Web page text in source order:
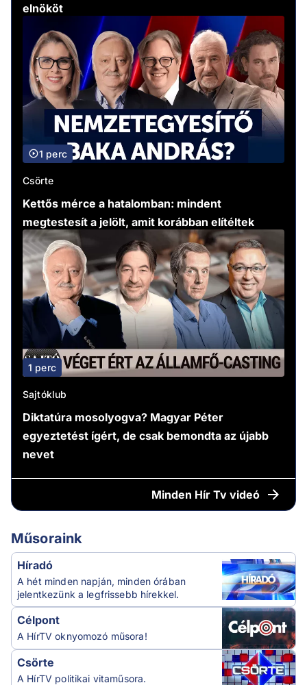
elnököt
1 perc
Csörte
Kettős mérce a hatalomban: mindent
megtestesít a jelölt, amit korábban elítéltek
1 perc
Sajtóklub
Diktatúra mosolyogva? Magyar Péter
egyeztetést ígért, de csak bemondta az újabb
nevet
Minden Hír Tv videó
Műsoraink
Híradó
A hét minden napján, minden órában
jelentkezünk a legfrissebb hírekkel.
Célpont
A HírTV oknyomozó műsora!
Csörte
A HírTV politikai vitaműsora.